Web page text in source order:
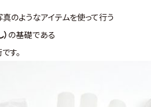
真のようなアイテムを使って行う
の基礎である
す。